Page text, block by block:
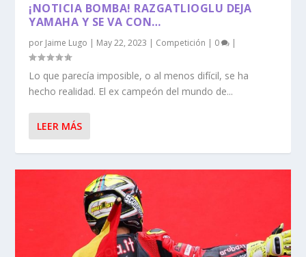
¡NOTICIA BOMBA! RAZGATLIOGLU DEJA
YAMAHA Y SE VA CON…
por Jaime Lugo | May 22, 2023 | Competición | 0 |
Lo que parecía imposible, o al menos difícil, se ha
hecho realidad. El ex campeón del mundo de...
LEER MÁS